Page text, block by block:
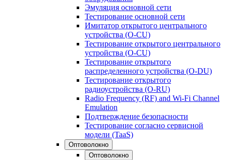
Эмуляция основной сети
Тестирование основной сети
Имитатор открытого центрального
устройства (O-CU)
Тестирование открытого центрального
устройства (O-CU)
Тестирование открытого
распределенного устройства (O-DU)
Тестирование открытого
радиоустройства (O-RU)
Radio Frequency (RF) and Wi-Fi Channel
Emulation
Подтверждение безопасности
Тестирование согласно сервисной
модели (TaaS)
Оптоволокно
Оптоволокно